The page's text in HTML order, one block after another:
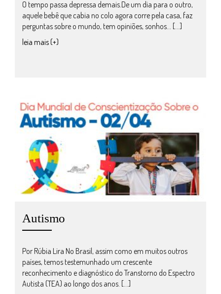
O tempo passa depressa demais.De um dia para o outro,
aquele bebê que cabia no colo agora corre pela casa, faz
perguntas sobre o mundo, tem opiniões, sonhos… […]
leia mais (+)
Autismo
Por Rúbia Lira No Brasil, assim como em muitos outros
países, temos testemunhado um crescente
reconhecimento e diagnóstico do Transtorno do Espectro
Autista (TEA) ao longo dos anos. […]